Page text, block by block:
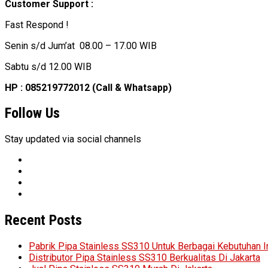
Customer Support :
Fast Respond !
Senin s/d Jum’at 08.00 – 17.00 WIB
Sabtu s/d 12.00 WIB
HP : 085219772012 (Call & Whatsapp)
Follow Us
Stay updated via social channels
Recent Posts
Pabrik Pipa Stainless SS310 Untuk Berbagai Kebutuhan
Distributor Pipa Stainless SS310 Berkualitas Di Jakarta